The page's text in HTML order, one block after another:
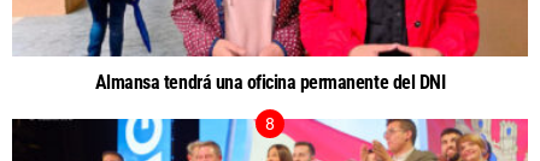
Almansa tendrá una oficina permanente del DNI